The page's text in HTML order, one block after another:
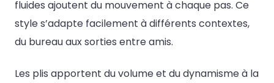
fluides ajoutent du mouvement à chaque pas. Ce
style s’adapte facilement à différents contextes,
du bureau aux sorties entre amis.
Les plis apportent du volume et du dynamisme à la